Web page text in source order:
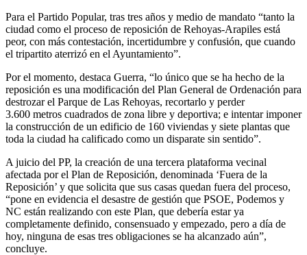
Para el Partido Popular, tras tres años y medio de mandato “tanto la
ciudad como el proceso de reposición de Rehoyas-Arapiles está
peor, con más contestación, incertidumbre y confusión, que cuando
el tripartito aterrizó en el Ayuntamiento”.
Por el momento, destaca Guerra, “lo único que se ha hecho de la
reposición es una modificación del Plan General de Ordenación para
destrozar el Parque de Las Rehoyas, recortarlo y perder
3.600 metros cuadrados de zona libre y deportiva; e intentar imponer
la construcción de un edificio de 160 viviendas y siete plantas que
toda la ciudad ha calificado como un disparate sin sentido”.
A juicio del PP, la creación de una tercera plataforma vecinal
afectada por el Plan de Reposición, denominada ‘Fuera de la
Reposición’ y que solicita que sus casas quedan fuera del proceso,
“pone en evidencia el desastre de gestión que PSOE, Podemos y
NC están realizando con este Plan, que debería estar ya
completamente definido, consensuado y empezado, pero a día de
hoy, ninguna de esas tres obligaciones se ha alcanzado aún”,
concluye.